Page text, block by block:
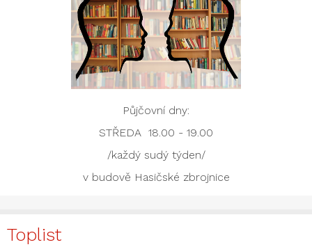
Půjčovní dny:
STŘEDA 18.00 - 19.00
/každý sudý týden/
v budově Hasičské zbrojnice
Toplist